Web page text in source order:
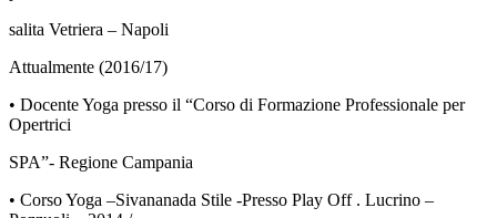
salita Vetriera – Napoli
Attualmente (2016/17)
• Docente Yoga presso il “Corso di Formazione Professionale per
Opertrici
SPA”- Regione Campania
• Corso Yoga –Sivananada Stile -Presso Play Off . Lucrino –